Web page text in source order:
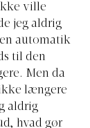
ville
jeg aldrig
automatik
til den
Men da
længere
aldrig
hvad gør